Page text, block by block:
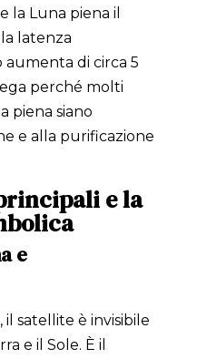
la Luna piena il
latenza
di circa 5
perché molti
piena siano
e alla purificazione
e la
e
satellite è invisibile
e il Sole. È il